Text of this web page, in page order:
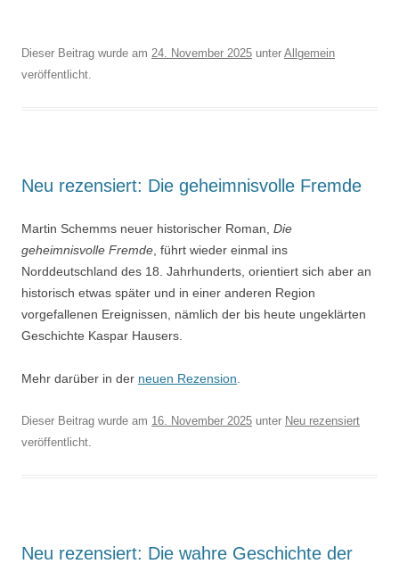
Dieser Beitrag wurde am 24. November 2025 unter Allgemein
veröffentlicht.
Neu rezensiert: Die geheimnisvolle Fremde
Martin Schemms neuer historischer Roman, Die
geheimnisvolle Fremde , führt wieder einmal ins
Norddeutschland des 18. Jahrhunderts, orientiert sich aber an
historisch etwas später und in einer anderen Region
vorgefallenen Ereignissen, nämlich der bis heute ungeklärten
Geschichte Kaspar Hausers.
Mehr darüber in der neuen Rezension
Dieser Beitrag wurde am 16. November 2025 unter Neu rezensiert
veröffentlicht.
Neu rezensiert: Die wahre Geschichte der